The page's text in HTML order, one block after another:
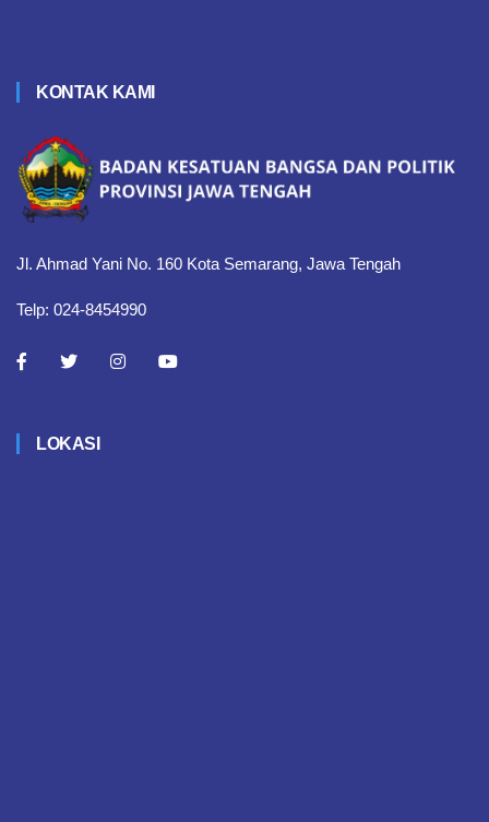
KONTAK KAMI
Jl. Ahmad Yani No. 160 Kota Semarang, Jawa Tengah
Telp: 024-8454990
LOKASI